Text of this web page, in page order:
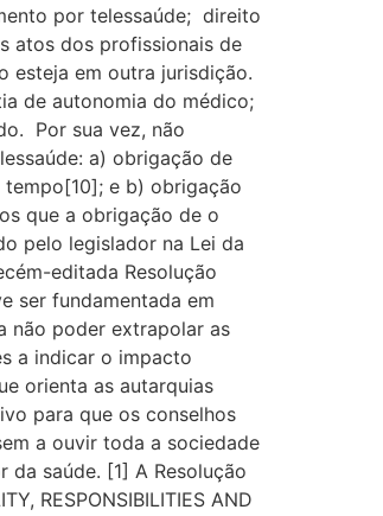
por telessaúde; direito
atos dos profissionais de
esteja em outra jurisdição.
de autonomia do médico;
Por sua vez, não
a) obrigação de
e b) obrigação
que a obrigação de o
pelo legislador na Lei da
editada Resolução
ser fundamentada em
não poder extrapolar as
a indicar o impacto
orienta as autarquias
para que os conselhos
a ouvir toda a sociedade
saúde. [1] A Resolução
RESPONSIBILITIES AND